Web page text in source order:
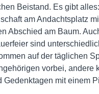
Beistand. Es gibt
am Andachtsplatz
Abschied am Baum.
sind
auf der täglichen
vorbei, andere
Gedenktagen mit einem